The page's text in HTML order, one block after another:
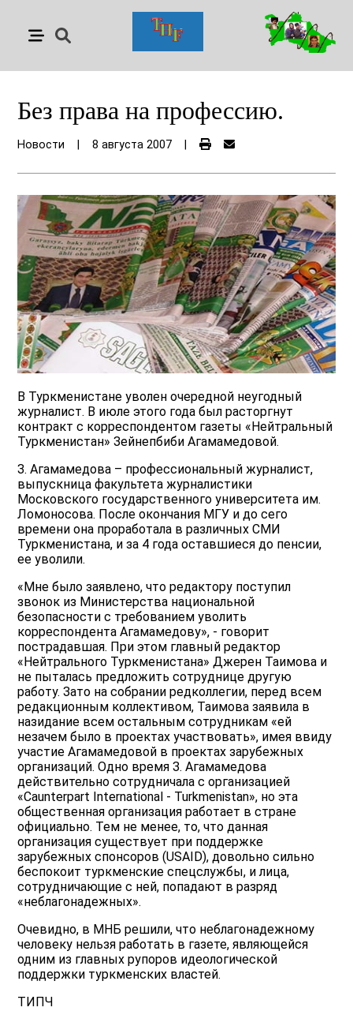
Без права на профессию.
Новости 8 августа 2007
В Туркменистане уволен очередной неугодный
журналист. В июле этого года был расторгнут
контракт с корреспондентом газеты «Нейтральный
Туркменистан» Зейнепбиби Агамамедовой.
З. Агамамедова – профессиональный журналист,
выпускница факультета журналистики
Московского государственного университета им.
Ломоносова. После окончания МГУ и до сего
времени она проработала в различных СМИ
Туркменистана, и за 4 года оставшиеся до пенсии,
ее уволили.
«Мне было заявлено, что редактору поступил
звонок из Министерства национальной
безопасности с требованием уволить
корреспондента Агамамедову», - говорит
пострадавшая. При этом главный редактор
«Нейтрального Туркменистана» Джерен Таимова и
не пыталась предложить сотруднице другую
работу. Зато на собрании редколлегии, перед всем
редакционным коллективом, Таимова заявила в
назидание всем остальным сотрудникам «ей
незачем было в проектах участвовать», имея ввиду
участие Агамамедовой в проектах зарубежных
организаций. Одно время З. Агамамедова
действительно сотрудничала с организацией
«Caunterpart International - Turkmenistan», но эта
общественная организация работает в стране
официально. Тем не менее, то, что данная
организация существует при поддержке
зарубежных спонсоров (USAID), довольно сильно
беспокоит туркменские спецслужбы, и лица,
сотрудничающие с ней, попадают в разряд
«неблагонадежных».
Очевидно, в МНБ решили, что неблагонадежному
человеку нельзя работать в газете, являющейся
одним из главных рупоров идеологической
поддержки туркменских властей.
ТИПЧ